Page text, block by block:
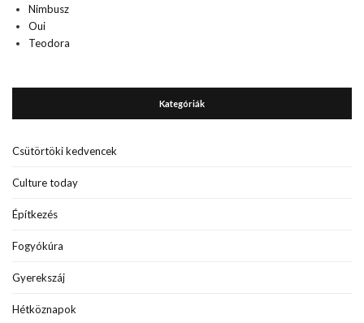
Nimbusz
Oui
Teodora
Kategóriák
Csütörtöki kedvencek
Culture today
Építkezés
Fogyókúra
Gyerekszáj
Hétköznapok